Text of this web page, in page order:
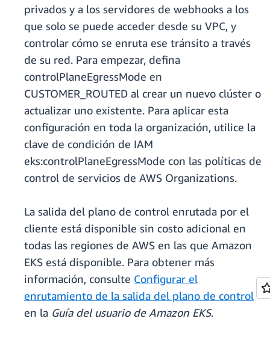
privados y a los servidores de webhooks a los
que solo se puede acceder desde su VPC, y
controlar cómo se enruta ese tránsito a través
de su red. Para empezar, defina
controlPlaneEgressMode en
CUSTOMER_ROUTED al crear un nuevo clúster o
actualizar uno existente. Para aplicar esta
configuración en toda la organización, utilice la
clave de condición de IAM
eks:controlPlaneEgressMode con las políticas de
control de servicios de AWS Organizations.
La salida del plano de control enrutada por el
cliente está disponible sin costo adicional en
todas las regiones de AWS en las que Amazon
EKS está disponible. Para obtener más
información, consulte Configurar el
enrutamiento de la salida del plano de control
en la Guía del usuario de Amazon EKS.